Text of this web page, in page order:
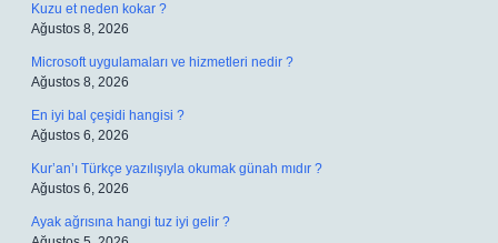
Kuzu et neden kokar ?
Ağustos 8, 2026
Microsoft uygulamaları ve hizmetleri nedir ?
Ağustos 8, 2026
En iyi bal çeşidi hangisi ?
Ağustos 6, 2026
Kur’an’ı Türkçe yazılışıyla okumak günah mıdır ?
Ağustos 6, 2026
Ayak ağrısına hangi tuz iyi gelir ?